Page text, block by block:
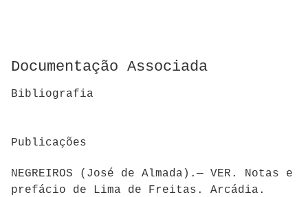
Documentação Associada
Bibliografia
Publicações
NEGREIROS (José de Almada).— VER. Notas e
prefácio de Lima de Freitas. Arcádia.